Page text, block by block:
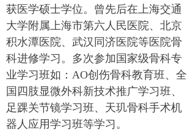
获医学硕士学位。曾先后在上海交通
大学附属上海市第六人民医院、北京
积水潭医院、武汉同济医院等医院骨
科进修学习。多次参加国家级骨科专
业学习班如： AO创伤骨科教育班、全
国四肢显微外科新技术推广学习班、
足踝关节镜学习班、天玑骨科手术机
器人应用学习班等学习。